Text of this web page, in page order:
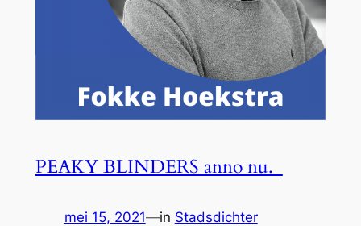
PEAKY BLINDERS anno nu.
mei 15, 2021—in Stadsdichter